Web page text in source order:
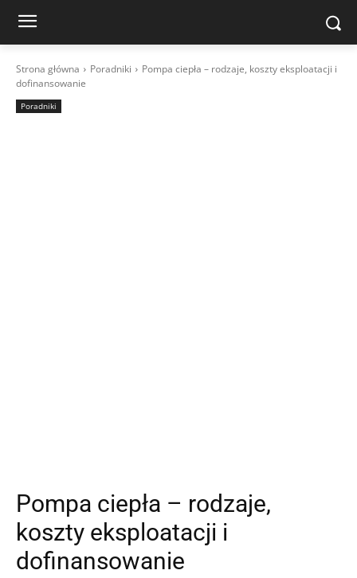
Strona główna Poradniki
Pompa ciepła – rodzaje, koszty eksploatacji i
dofinansowanie
Poradniki
Pompa ciepła – rodzaje,
koszty eksploatacji i
dofinansowanie